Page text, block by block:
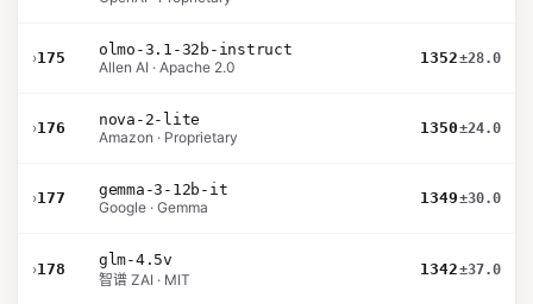
›175
olmo-3.1-32b-instruct
Allen AI · Apache 2.0
1352±28.0
›176
nova-2-lite
Amazon · Proprietary
1350±24.0
›177
gemma-3-12b-it
Google · Gemma
1349±30.0
›178
glm-4.5v
智谱 ZAI · MIT
1342±37.0